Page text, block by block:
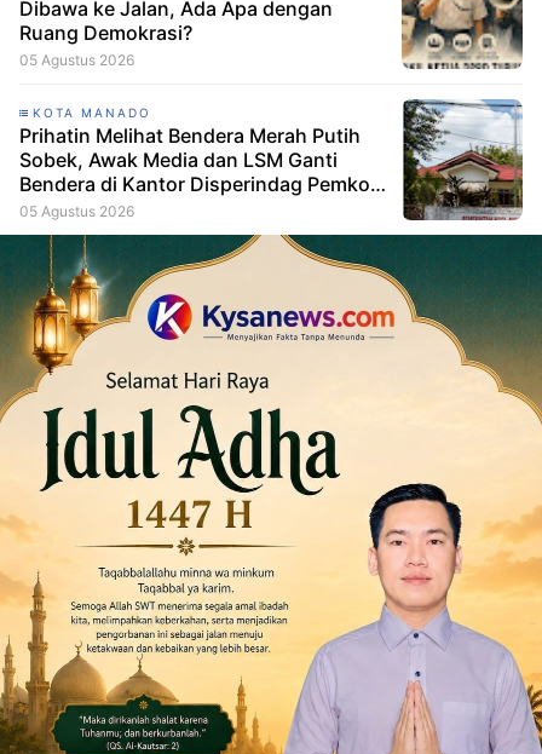
Dibawa ke Jalan, Ada Apa dengan
Ruang Demokrasi?
05 Agustus 2026
KOTA MANADO
Prihatin Melihat Bendera Merah Putih
Sobek, Awak Media dan LSM Ganti
Bendera di Kantor Disperindag Pemkot
Manado
05 Agustus 2026